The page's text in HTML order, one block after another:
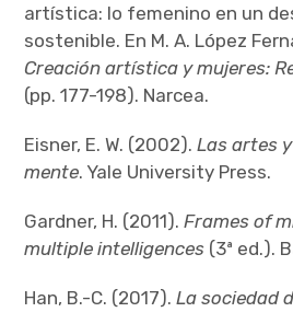
artística: lo femenino en un
sostenible. En M. A. López
Creación artística y mujeres:
(pp. 177-198). Narcea.
Eisner, E. W. (2002).Las artes
mente. Yale University Press.
Gardner, H. (2011).Frames of
multiple intelligences (3ª ed.).
Han, B.-C. (2017).La sociedad